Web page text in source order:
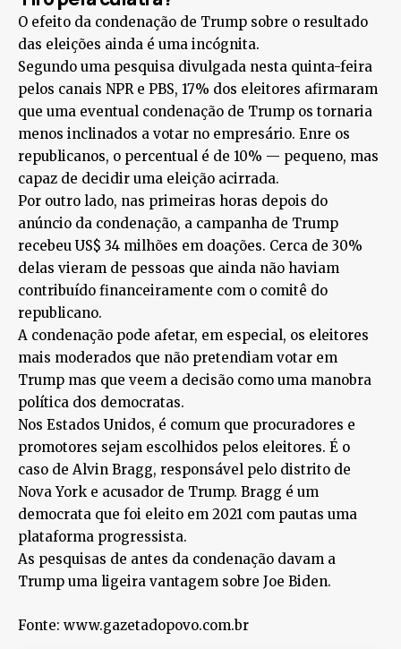
O efeito da condenação de Trump sobre o resultado
das eleições ainda é uma incógnita.
Segundo uma pesquisa divulgada nesta quinta-feira
pelos canais NPR e PBS, 17% dos eleitores afirmaram
que uma eventual condenação de Trump os tornaria
menos inclinados a votar no empresário. Enre os
republicanos, o percentual é de 10% — pequeno, mas
capaz de decidir uma eleição acirrada.
Por outro lado, nas primeiras horas depois do
anúncio da condenação, a campanha de Trump
recebeu US$ 34 milhões em doações. Cerca de 30%
delas vieram de pessoas que ainda não haviam
contribuído financeiramente com o comitê do
republicano.
A condenação pode afetar, em especial, os eleitores
mais moderados que não pretendiam votar em
Trump mas que veem a decisão como uma manobra
política dos democratas.
Nos Estados Unidos, é comum que procuradores e
promotores sejam escolhidos pelos eleitores. É o
caso de Alvin Bragg, responsável pelo distrito de
Nova York e acusador de Trump. Bragg é um
democrata que foi eleito em 2021 com pautas uma
plataforma progressista.
As pesquisas de antes da condenação davam a
Trump uma ligeira vantagem sobre Joe Biden.
Fonte: www.gazetadopovo.com.br